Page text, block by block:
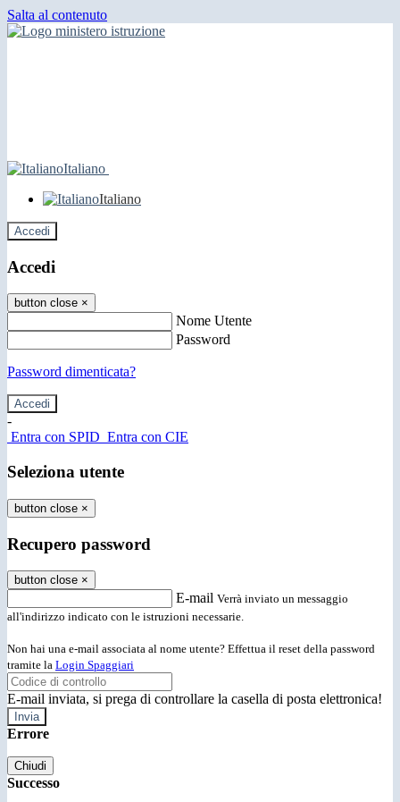
Salta al contenuto
Italiano
Italiano
Accedi
Accedi
button close ×
Nome Utente
Password
Password dimenticata?
-
Entra con SPID Entra con CIE
Seleziona utente
button close ×
Recupero password
button close ×
E-mail Verrà inviato un messaggio
all'indirizzo indicato con le istruzioni necessarie.
Non hai una e-mail associata al nome utente? Effettua il reset della password
tramite la Login Spaggiari
E-mail inviata, si prega di controllare la casella di posta elettronica!
Errore
Chiudi
Successo